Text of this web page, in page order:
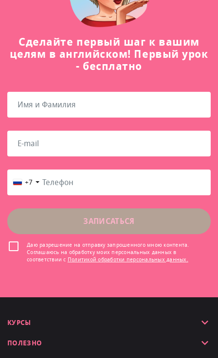
Сделайте первый шаг к вашим
целям в английском! Первый урок
- бесплатно
+7
ЗАПИСАТЬСЯ
Даю разрешение на отправку запрошенного мною контента.
Соглашаюсь на обработку моих персональных данных в
соответствии с Политикой обработки персональных данных.
КУРСЫ
ПОЛЕЗНО